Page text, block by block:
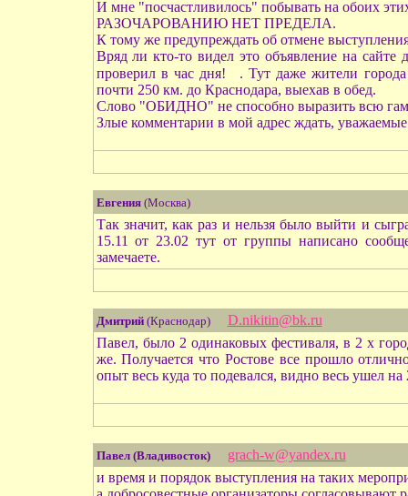
И мне "посчастливилось" побывать на обоих
РАЗОЧАРОВАНИЮ НЕТ ПРЕДЕЛА.
К тому же предупреждать об отмене
Вряд ли кто-то видел это объявление на
проверил в час дня!
. Тут даже жители
почти 250 км. до Краснодара, выехав в обед.
Слово "ОБИДНО" не способно выразить всю
Злые комментарии в мой адрес ждать,
Евгения(Москва)
Так значит, как раз и нельзя было выйти и
15.11 от 23.02 тут от группы написано
замечаете.
Дмитрий(Краснодар)
D.nikitin@bk.ru
Павел, было 2 одинаковых фестиваля, в 2 х
же. Получается что Ростове все прошло
опыт весь куда то подевался, видно весь ушел
Павел (Владивосток)
grach-w@yandex.ru
и время и порядок выступления на таких